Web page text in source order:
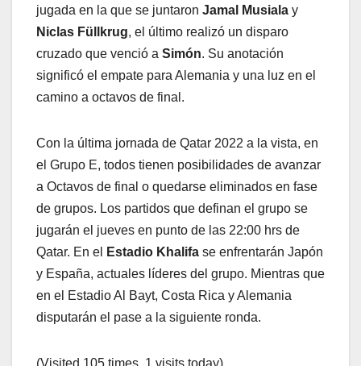
jugada en la que se juntaron Jamal Musiala y
Niclas Füllkrug, el último realizó un disparo
cruzado que venció a Simón. Su anotación
significó el empate para Alemania y una luz en el
camino a octavos de final.
Con la última jornada de Qatar 2022 a la vista, en
el Grupo E, todos tienen posibilidades de avanzar
a Octavos de final o quedarse eliminados en fase
de grupos. Los partidos que definan el grupo se
jugarán el jueves en punto de las 22:00 hrs de
Qatar. En el
Estadio Khalifa se enfrentarán Japón
y España, actuales líderes del grupo. Mientras que
en el Estadio Al Bayt, Costa Rica y Alemania
disputarán el pase a la siguiente ronda.